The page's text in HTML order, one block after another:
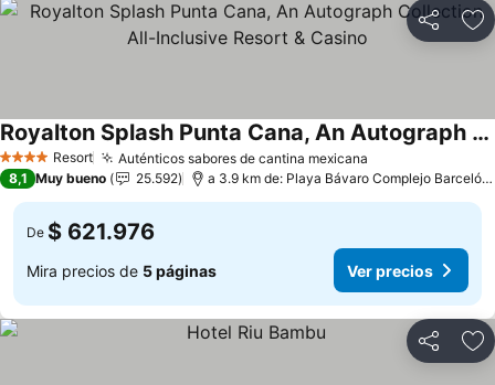
Compartir
4 EstrellasResort Auténticos sabores de cantina mexicana
Royalton Splash Punta Cana, An Autograph Collection All-Inclusive Resort & Casino
8,1 Muy bueno 25.592 a 3.9 km de: Playa Bávaro Complejo Barceló Bávaro
De $ 621.976
Mira precios de 5 páginas Ver precios
Compartir